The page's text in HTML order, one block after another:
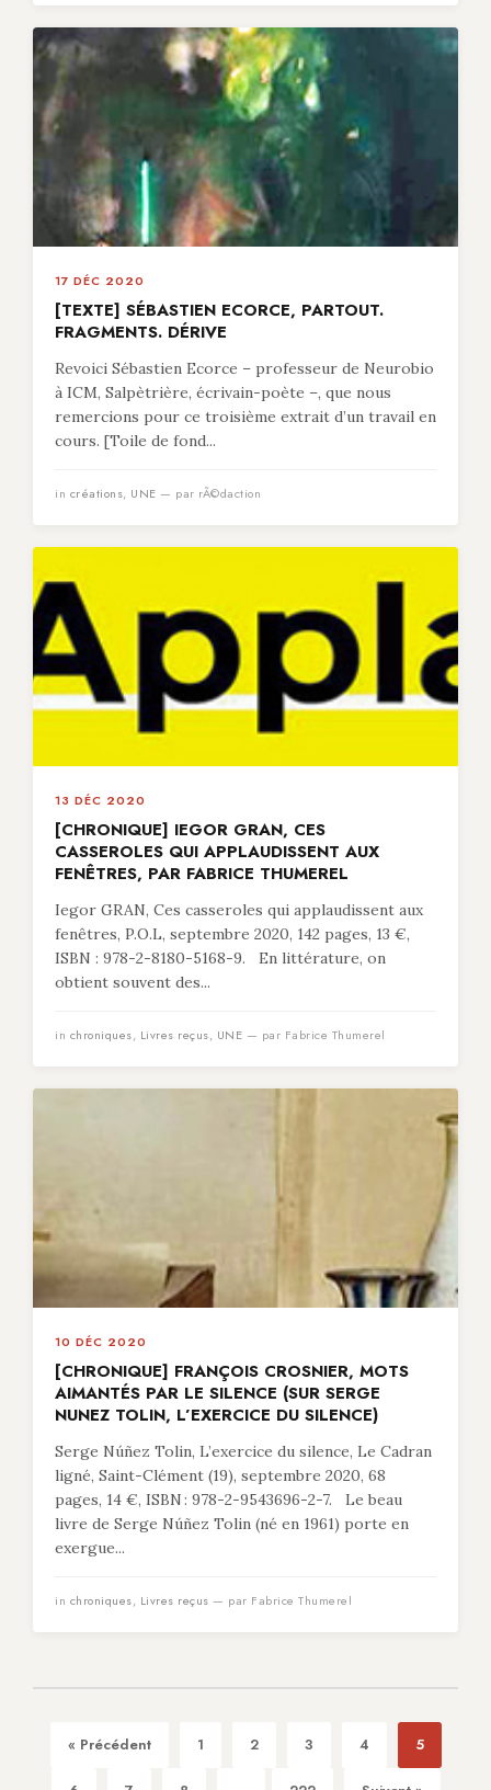
17 DÉC 2020
[TEXTE] SÉBASTIEN ECORCE, PARTOUT.
FRAGMENTS. DÉRIVE
Revoici Sébastien Ecorce – professeur de Neurobio
à ICM, Salpètrière, écrivain-poète –, que nous
remercions pour ce troisième extrait d’un travail en
cours. [Toile de fond...
in créations, UNE — par rÃ©daction
13 DÉC 2020
[CHRONIQUE] IEGOR GRAN, CES
CASSEROLES QUI APPLAUDISSENT AUX
FENÊTRES, PAR FABRICE THUMEREL
Iegor GRAN, Ces casseroles qui applaudissent aux
fenêtres, P.O.L, septembre 2020, 142 pages, 13 €,
ISBN : 978-2-8180-5168-9. En littérature, on
obtient souvent des...
in chroniques, Livres reçus, UNE — par Fabrice Thumerel
10 DÉC 2020
[CHRONIQUE] FRANÇOIS CROSNIER, MOTS
AIMANTÉS PAR LE SILENCE (SUR SERGE
NUNEZ TOLIN, L’EXERCICE DU SILENCE)
Serge Núñez Tolin, L’exercice du silence, Le Cadran
ligné, Saint-Clément (19), septembre 2020, 68
pages, 14 €, ISBN : 978-2-9543696-2-7. Le beau
livre de Serge Núñez Tolin (né en 1961) porte en
exergue...
in chroniques, Livres reçus — par Fabrice Thumerel
« Précédent 1 2 3 4 5